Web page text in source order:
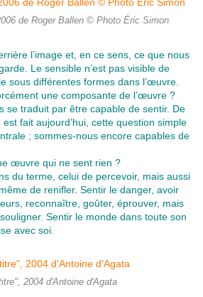
de Roger Ballen © Photo Éric Simon
l’image et, en ce sens, ce que nous
Le sensible n’est pas visible de
sous différentes formes dans l’œuvre.
une composante de l’œuvre ?
se traduit par être capable de sentir. De
fait aujourd’hui, cette question simple
; sommes-nous encore capables de
œuvre qui ne sent rien ?
du terme, celui de percevoir, mais aussi
de renifler. Sentir le danger, avoir
reconnaître, goûter, éprouver, mais
Sentir le monde dans toute son
avec soi.
2004 d'Antoine d'Agata